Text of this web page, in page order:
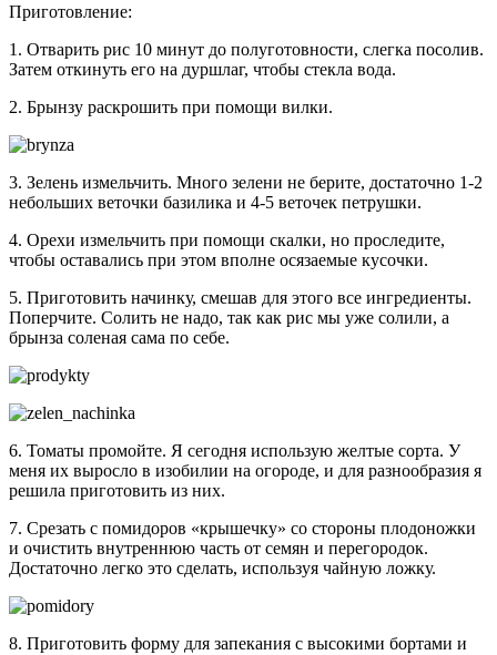
Приготовление:
1. Отварить рис 10 минут до полуготовности, слегка посолив.
Затем откинуть его на дуршлаг, чтобы стекла вода.
2. Брынзу раскрошить при помощи вилки.
3. Зелень измельчить. Много зелени не берите, достаточно 1-2
небольших веточки базилика и 4-5 веточек петрушки.
4. Орехи измельчить при помощи скалки, но проследите,
чтобы оставались при этом вполне осязаемые кусочки.
5. Приготовить начинку, смешав для этого все ингредиенты.
Поперчите. Солить не надо, так как рис мы уже солили, а
брынза соленая сама по себе.
6. Томаты промойте. Я сегодня использую желтые сорта. У
меня их выросло в изобилии на огороде, и для разнообразия я
решила приготовить из них.
7. Срезать с помидоров «крышечку» со стороны плодоножки
и очистить внутреннюю часть от семян и перегородок.
Достаточно легко это сделать, используя чайную ложку.
8. Приготовить форму для запекания с высокими бортами и